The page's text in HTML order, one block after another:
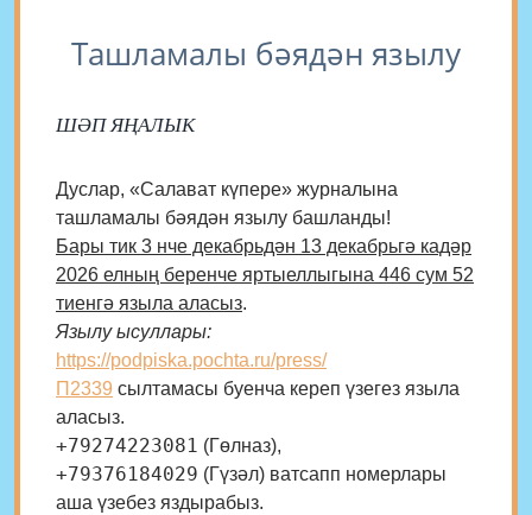
Ташламалы бәядән язылу
ШӘП ЯҢАЛЫК
Дуслар, «Салават күпере» журналына
ташламалы бәядән язылу башланды!
Бары тик 3 нче декабрьдән 13 декабрьгә кадәр
2026 елның беренче яртыеллыгына 446 сум 52
тиенгә языла аласыз.
Язылу ысуллары:
https://podpiska.pochta.ru/press/
П2339 сылтамасы буенча кереп үзегез языла
аласыз.
+79274223081 (Гөлназ),
+79376184029 (Гүзәл) ватсапп номерлары
аша үзебез яздырабыз.